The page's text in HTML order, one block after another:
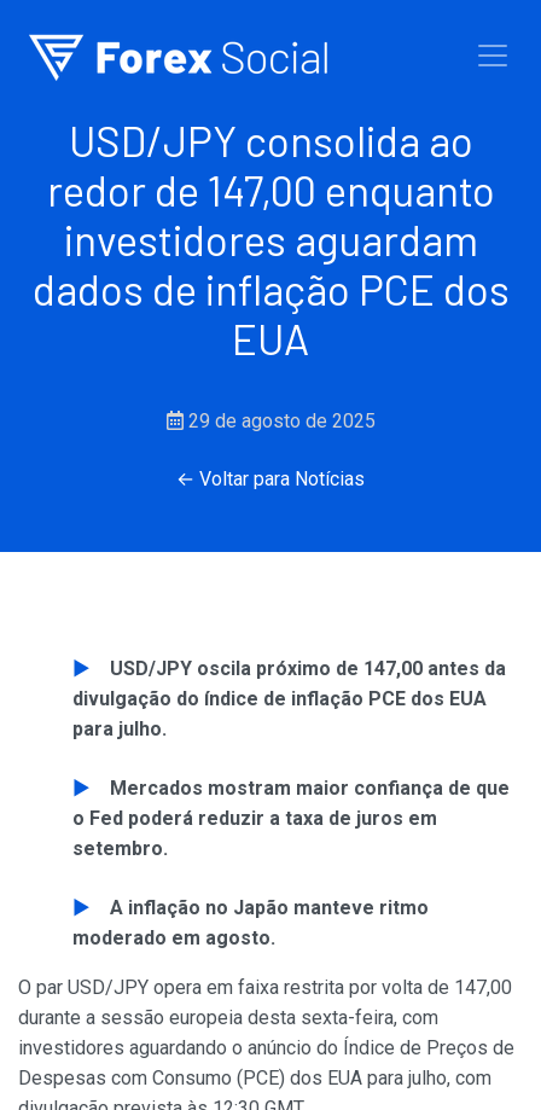
USD/JPY consolida ao
redor de 147,00 enquanto
investidores aguardam
dados de inflação PCE dos
EUA
29 de agosto de 2025
← Voltar para Notícias
USD/JPY oscila próximo de 147,00 antes da
divulgação do índice de inflação PCE dos EUA
para julho.
Mercados mostram maior confiança de que
o Fed poderá reduzir a taxa de juros em
setembro.
A inflação no Japão manteve ritmo
moderado em agosto.
O par USD/JPY opera em faixa restrita por volta de 147,00
durante a sessão europeia desta sexta-feira, com
investidores aguardando o anúncio do Índice de Preços de
Despesas com Consumo (PCE) dos EUA para julho, com